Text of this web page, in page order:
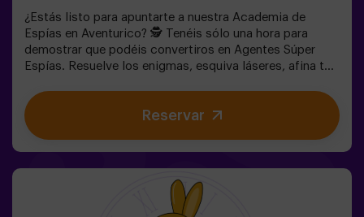
¿Estás listo para apuntarte a nuestra Academia de
Espías en Aventurico? 🕵️ Tenéis sólo una hora para
demostrar que podéis convertiros en Agentes Súper
Espías. Resuelve los enigmas, esquiva láseres, afina tu
espía. 🕶️ Una experiencia única e inigualable en una
habitación llena de acción y acertijos de habilidad.✅
Ideal para niños | adolescentes | cumpleaños infantiles |
Reservar